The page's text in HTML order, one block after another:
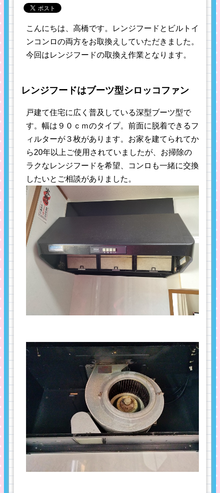
こんにちは、高橋です。レンジフードとビルトイ
ンコンロの両方をお取換えしていただきました。
今回はレンジフードの取換え作業となります。
レンジフードはブーツ型シロッコファン
戸建て住宅に広く普及している深型ブーツ型で
す。幅は９０ｃｍのタイプ。前面に脱着できるフ
ィルターが３枚があります。お家を建てられてか
ら20年以上ご使用されていましたが、お掃除の
ラクなレンジフードを希望、コンロも一緒に交換
したいとご相談がありました。